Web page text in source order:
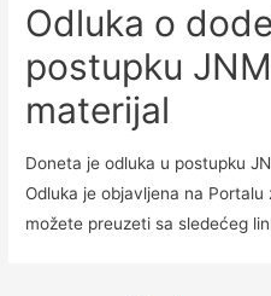
Odluka o
postupku
materijal
Doneta je odluka u postupku
Odluka je objavljena na
možete preuzeti sa sledećeg